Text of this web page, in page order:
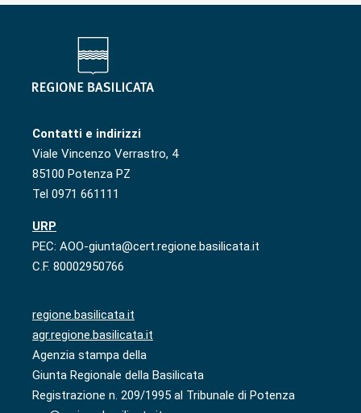
Contatti e indirizzi
Viale Vincenzo Verrastro, 4
85100 Potenza PZ
Tel 0971 661111
URP
PEC: AOO-giunta@cert.regione.basilicata.it
C.F. 80002950766
regione.basilicata.it
agr.regione.basilicata.it
Agenzia stampa della
Giunta Regionale della Basilicata
Registrazione n. 209/1995 al Tribunale di Potenza